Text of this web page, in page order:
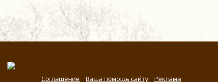
Соглашение Ваша помощь сайту Реклама